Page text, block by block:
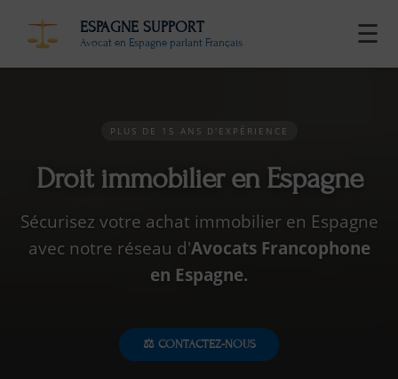
ESPAGNE SUPPORT
Avocat en Espagne parlant Français ☰
PLUS DE 15 ANS D'EXPÉRIENCE
Droit immobilier en Espagne
Sécurisez votre achat immobilier en Espagne
avec notre réseau d'Avocats Francophone
en Espagne.
⚖️ CONTACTEZ-NOUS